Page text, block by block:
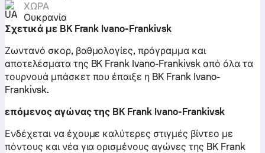
ΧΏΡΑ
Ουκρανία
Σχετικά με BK Frank Ivano-Frankivsk
Ζωντανό σκορ, βαθμολογίες, πρόγραμμα και
αποτελέσματα της BK Frank Ivano-Frankivsk από όλα τα
τουρνουά μπάσκετ που έπαιξε η BK Frank Ivano-
Frankivsk.
επόμενος αγώνας της BK Frank Ivano-Frankivsk
Ενδέχεται να έχουμε καλύτερες στιγμές βίντεο με
πόντους και νέα για ορισμένους αγώνες της BK Frank